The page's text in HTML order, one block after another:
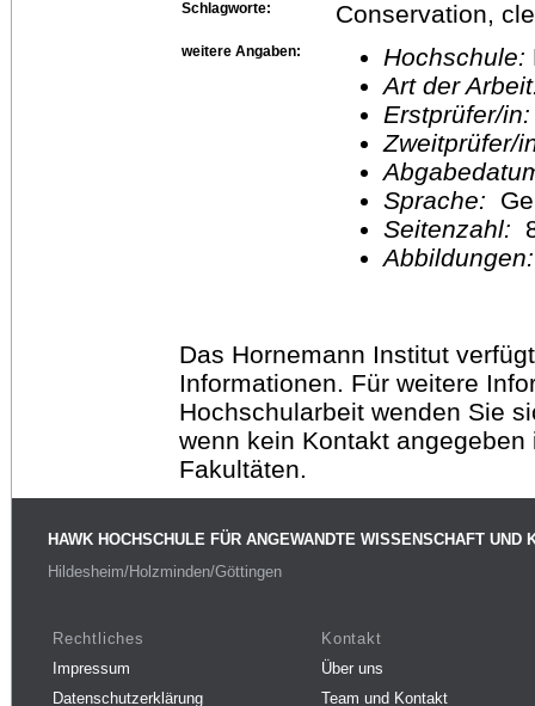
Schlagworte: Conservation,
weitere Angaben: Hochschule:
Art der
Erstprüfer/
Sprache:
Seitenzahl:
Das Hornemann Institut
Informationen. Für weitere
Hochschularbeit wenden Sie
wenn kein Kontakt
Fakultäten.
HAWK HOCHSCHULE FÜR ANGEWANDTE WISSENSCHAFT UND
Hildesheim/Holzminden/Göttingen
Rechtliches
Impressum
Datenschutzerklärung
Kontakt
Über uns
Team und Kontakt